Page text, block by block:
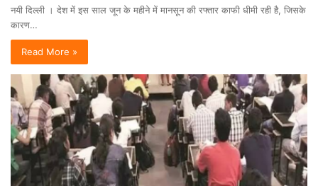
नयी दिल्ली । देश में इस साल जून के महीने में मानसून की रफ्तार काफी धीमी रही है, जिसके
कारण…
Read More »